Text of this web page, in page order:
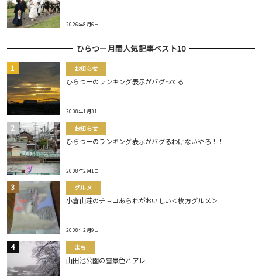
2026年8月6日
ひらつー月間人気記事ベスト10
お知らせ
ひらつーのランキング表示がバグってる
2008年1月31日
お知らせ
ひらつーのランキング表示がバグるわけないやろ！！
2008年2月1日
グルメ
小倉山荘のチョコあられがおいしい＜枚方グルメ＞
2008年2月9日
まち
山田池公園の雪景色とアレ